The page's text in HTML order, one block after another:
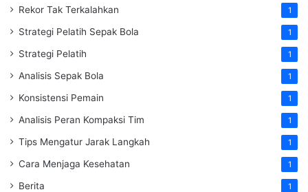
Rekor Tak Terkalahkan 1
Strategi Pelatih Sepak Bola 1
Strategi Pelatih 1
Analisis Sepak Bola 1
Konsistensi Pemain 1
Analisis Peran Kompaksi Tim 1
Tips Mengatur Jarak Langkah 1
Cara Menjaga Kesehatan 1
Berita 1